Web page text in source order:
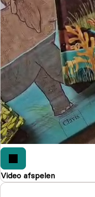
Video afspelen